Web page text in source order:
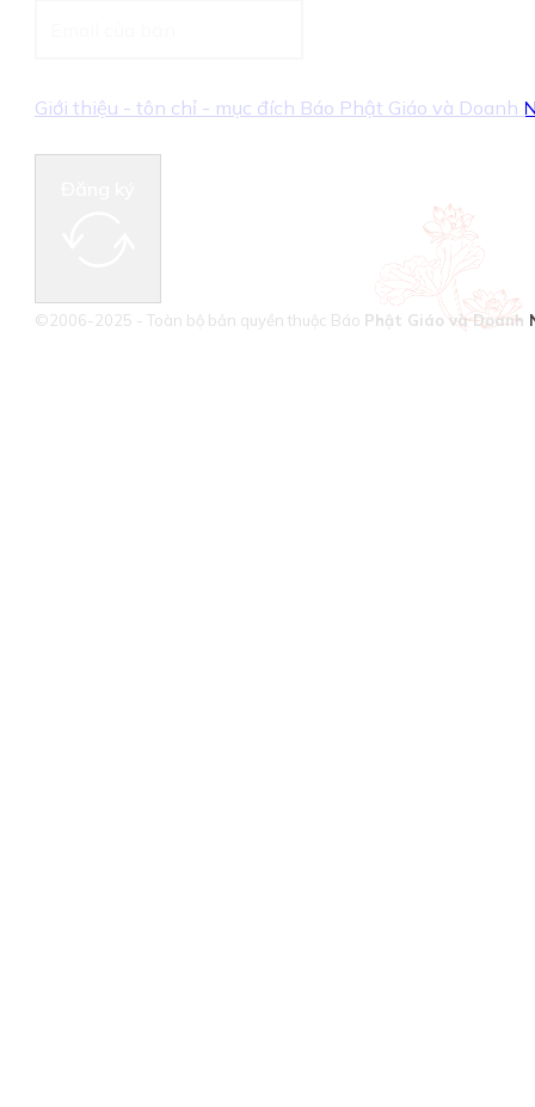
Giới thiệu - tôn chỉ - mục đích Báo Phật Giáo và Doanh
©2006-2025 - Toàn bộ bản quyền thuộc Báo Phật Giáo và Doanh